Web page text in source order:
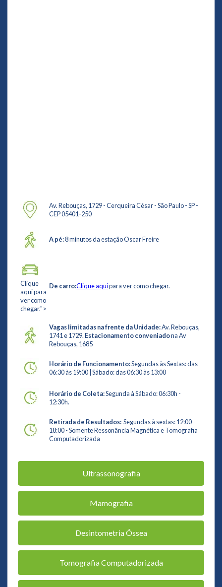
Av. Rebouças, 1729 - Cerqueira César - São Paulo - SP -
CEP 05401-250
A pé:8 minutos da estação Oscar Freire
Clique
aqui para
ver como
chegar.">
De carro:Clique aquipara ver como chegar.
Vagas limitadas na frente da Unidade:Av. Rebouças,
1741 e 1729. Estacionamento conveniadona Av
Rebouças, 1685
Horário de Funcionamento:Segundas às Sextas: das
06:30 às 19:00 | Sábado: das 06:30 às 13:00
Horário de Coleta:Segunda à Sábado: 06:30h -
12:30h.
Retirada de Resultados:Segundas à sextas: 12:00 -
18:00 - Somente Ressonância Magnética e Tomografia
Computadorizada
Ultrassonografia
Mamografia
Desintometria Óssea
Tomografia Computadorizada